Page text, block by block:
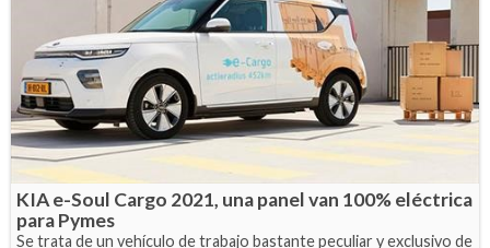
KIA e-Soul Cargo 2021, una panel van 100% eléctrica
para Pymes
Se trata de un vehículo de trabajo bastante peculiar y exclusivo de